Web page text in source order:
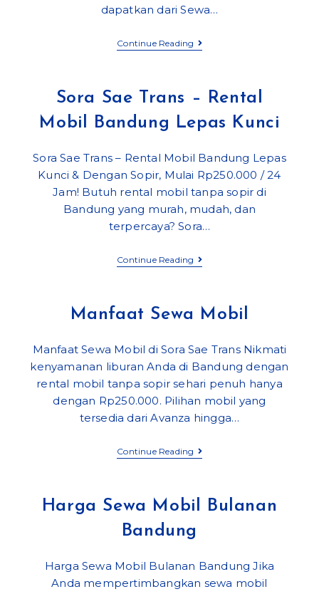
dapatkan dari Sewa…
Continue Reading Sewa
Mobil
Sora Sae Trans – Rental
Mobil Bandung Lepas Kunci
Sora Sae Trans – Rental Mobil Bandung Lepas
Kunci & Dengan Sopir, Mulai Rp250.000 / 24
Jam! Butuh rental mobil tanpa sopir di
Bandung yang murah, mudah, dan
terpercaya? Sora…
Continue Reading Sora
Sae
Rental
Mobil
Kunci
Manfaat Sewa Mobil
Manfaat Sewa Mobil di Sora Sae Trans Nikmati
kenyamanan liburan Anda di Bandung dengan
rental mobil tanpa sopir sehari penuh hanya
dengan Rp250.000. Pilihan mobil yang
tersedia dari Avanza hingga…
Continue Reading Manfaat
Sewa
Harga Sewa Mobil Bulanan
Bandung
Harga Sewa Mobil Bulanan Bandung Jika
Anda mempertimbangkan sewa mobil